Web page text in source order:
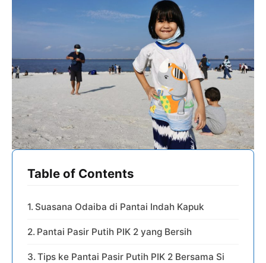
Table of Contents
Suasana Odaiba di Pantai Indah Kapuk
Pantai Pasir Putih PIK 2 yang Bersih
Tips ke Pantai Pasir Putih PIK 2 Bersama Si